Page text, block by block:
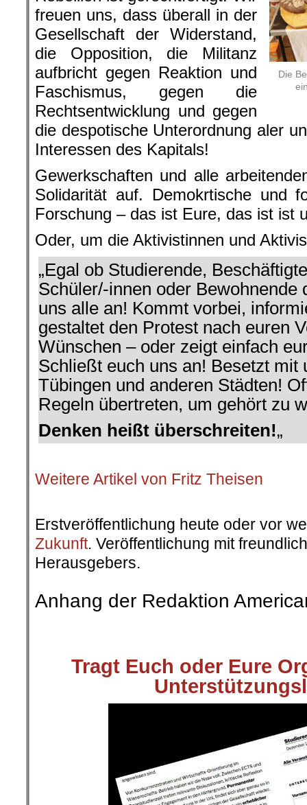
Die
freuen uns, dass überall in der
Gesellschaft der Widerstand,
die Opposition, die Militanz
aufbricht gegen Reaktion und
Faschismus, gegen die
Rechtsentwicklung und gegen
die despotische Unterordnung aler
Interessen des Kapitals!
Gewerkschaften und alle
Solidarität auf. Demokrtische und
Forschung – das ist Eure, das ist ist
Oder, um die Aktivistinnen und
„Egal ob Studierende,
Schüler/-innen oder Bewohnende
uns alle an! Kommt vorbei,
gestaltet den Protest nach euren
Wünschen – oder zeigt einfach
Schließt euch uns an! Besetzt mit
Tübingen und anderen Städten!
Regeln übertreten, um gehört zu
Denken heißt überschreiten!„
Weitere Artikel von Fritz Theisen
Erstveröffentlichung heute oder vor
Zukunft. Veröffentlichung mit
Herausgebers.
Anhang der Redaktion
Tragt Euch oder Eure